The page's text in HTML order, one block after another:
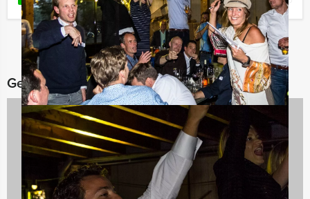
Gerelateerde categorieën
Spelprogramma's